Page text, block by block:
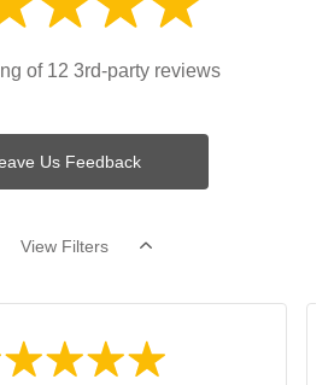
of 12 3rd-party reviews
Us Feedback
View Filters